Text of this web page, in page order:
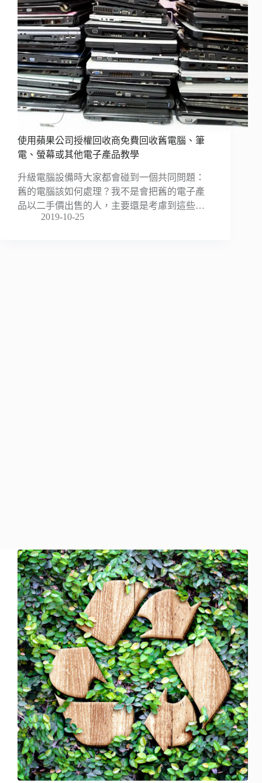
使用蘋果公司授權回收商免費回收舊電腦、筆
電、螢幕或其他電子產品教學
升級電腦設備時大家都會碰到一個共同問題：
舊的電腦該如何處理？我不是會把舊的電子產
品以二手價出售的人，主要還是考慮到這些…
2019-10-25